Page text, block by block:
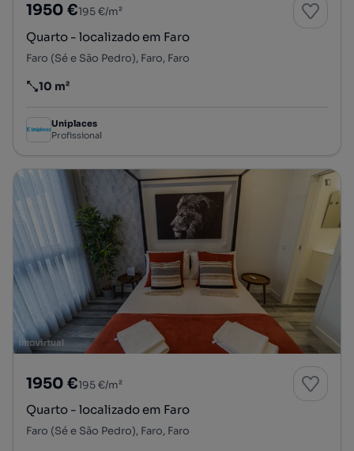
1950 €195 €/m²
Quarto - localizado em Faro
Faro (Sé e São Pedro), Faro, Faro
Preço por metro quadrado
10 m²
Uniplaces
Profissional
1950 €195 €/m²
Quarto - localizado em Faro
Faro (Sé e São Pedro), Faro, Faro